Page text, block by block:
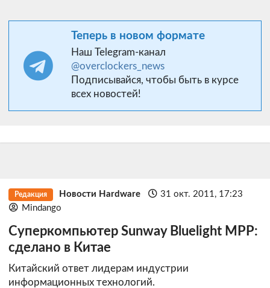
Теперь в новом формате
Наш Telegram-канал
@overclockers_news
Подписывайся, чтобы быть в курсе
всех новостей!
Редакция Новости Hardware
31 окт. 2011, 17:23
Mindango
Суперкомпьютер Sunway Bluelight MPP:
сделано в Китае
Китайский ответ лидерам индустрии
информационных технологий.